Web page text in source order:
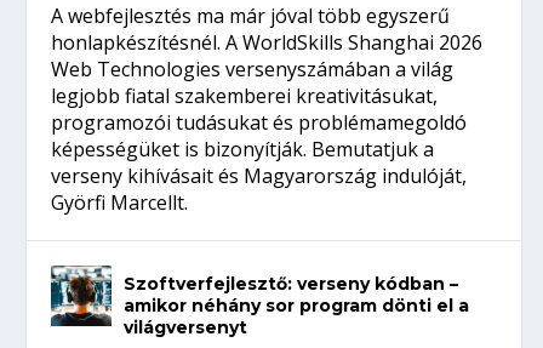
A webfejlesztés ma már jóval több egyszerű
honlapkészítésnél. A WorldSkills Shanghai 2026
Web Technologies versenyszámában a világ
legjobb fiatal szakemberei kreativitásukat,
programozói tudásukat és problémamegoldó
képességüket is bizonyítják. Bemutatjuk a
verseny kihívásait és Magyarország indulóját,
Györfi Marcellt.
Szoftverfejlesztő: verseny kódban –
amikor néhány sor program dönti el a
világversenyt